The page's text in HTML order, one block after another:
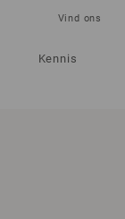
Kennis
Vind ons